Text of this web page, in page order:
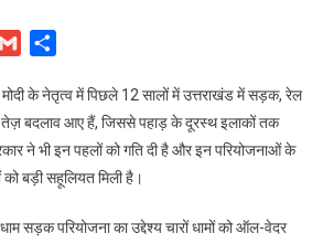
Gmail
मोदी के नेतृत्व में पिछले 12 सालों में उत्तराखंड में सड़क, रेल
तेज़ बदलाव आए हैं, जिससे पहाड़ के दूरस्थ इलाकों तक
ने भी इन पहलों को गति दी है और इन परियोजनाओं के
को बड़ी सहूलियत मिली है।
सड़क परियोजना का उद्देश्य चारों धामों को ऑल-वेदर